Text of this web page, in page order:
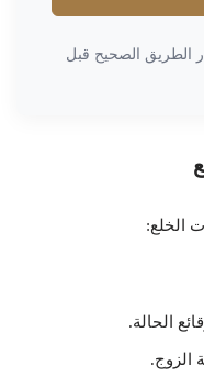
الطريق الصحيح قبل
الخلع:
الحالة.
الزوج.